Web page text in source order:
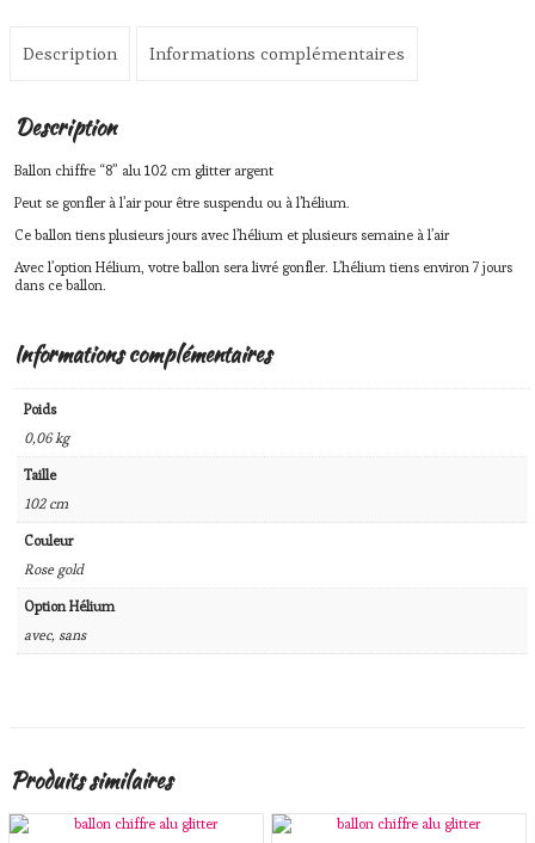
Description Informations complémentaires
Description
Ballon chiffre “8” alu 102 cm glitter argent
Peut se gonfler à l’air pour être suspendu ou à l’hélium.
Ce ballon tiens plusieurs jours avec l’hélium et plusieurs semaine à l’air
Avec l’option Hélium, votre ballon sera livré gonfler. L’hélium tiens environ 7 jours
dans ce ballon.
Informations complémentaires
Poids
0,06 kg
Taille
102 cm
Couleur
Rose gold
Option Hélium
avec, sans
Produits similaires